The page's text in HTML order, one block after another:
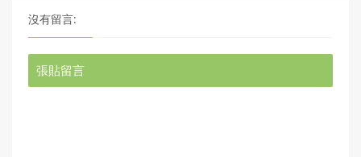
沒有留言:
張貼留言